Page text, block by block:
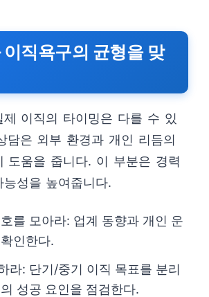
직욕구의 균형을 맞
제 이직의 타이밍은 다를 수 있
담은 외부 환경과 개인 리듬의
도움을 줍니다. 이 부분은 경력
성을 높여줍니다.
를 모아라: 업계 동향과 개인 운
인한다.
라: 단기/중기 이직 목표를 분리
성공 요인을 점검한다.